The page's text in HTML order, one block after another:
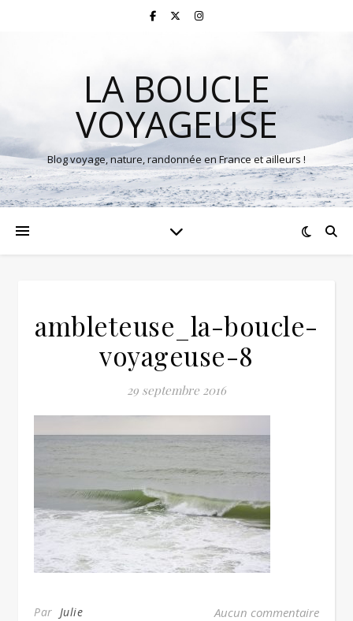
LA BOUCLE
VOYAGEUSE
Blog voyage, nature, randonnée en France et ailleurs !
ambleteuse_la-boucle-
voyageuse-8
29 septembre 2016
Par Julie Aucun commentaire